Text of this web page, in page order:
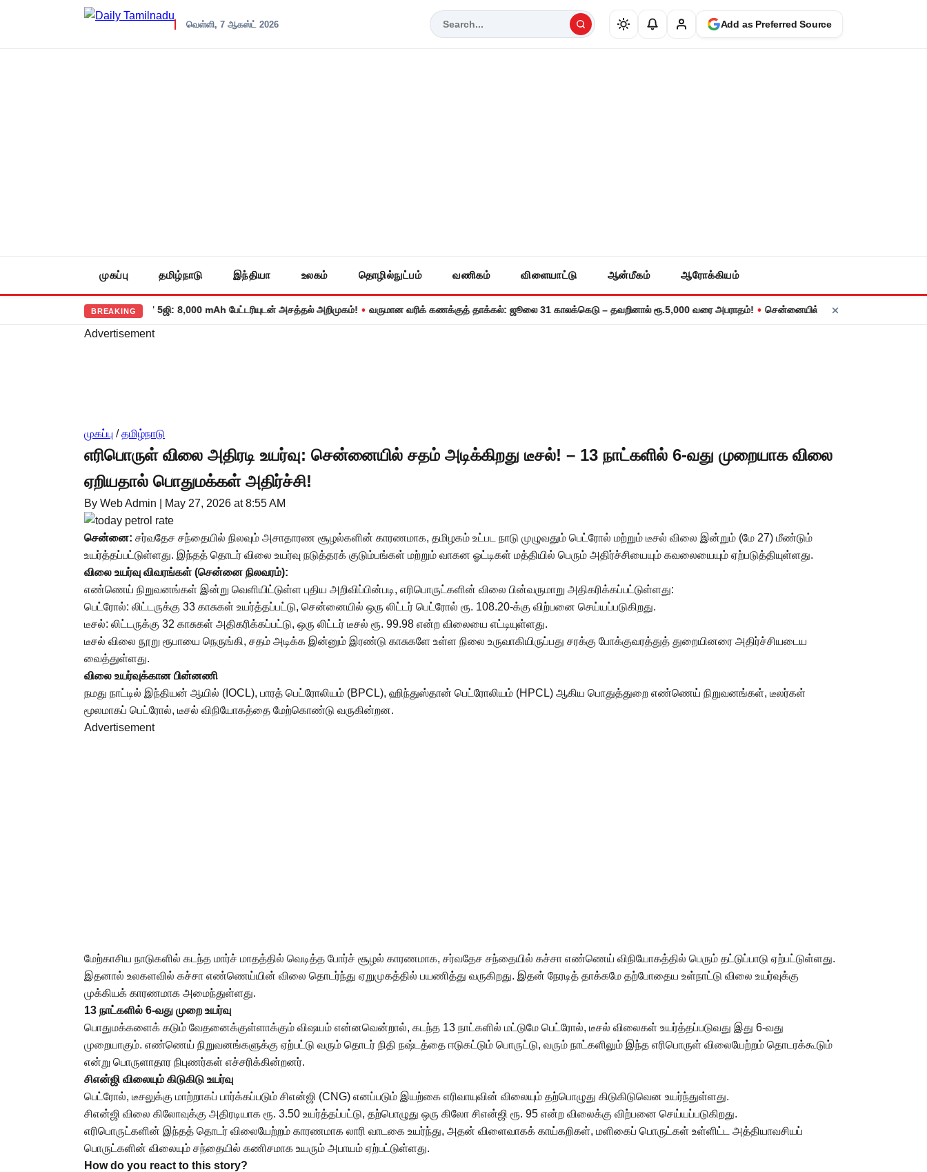
வெள்ளி, 7 ஆகஸ்ட் 2026 Add as Preferred Source
முகப்பு தமிழ்நாடு இந்தியா உலகம் தொழில்நுட்பம் வணிகம் விளையாட்டு ஆன்மீகம் ஆரோக்கியம்
BREAKING
களமிறங்கிய ரெட்மி நோட் 17 5ஜி: 8,000 mAh பேட்டரியுடன் அசத்தல் அறிமுகம்! • வருமான வரிக் கணக்குத் தாக்கல்: ஜூலை 31 காலக்கெடு – தவறினால் ரூ.5,000 வரை அபராதம்! • சென்னையில் நாளை மின் தடை! உங்கள் பகுதியில்
Advertisement
முகப்பு / தமிழ்நாடு
எரிபொருள் விலை அதிரடி உயர்வு: சென்னையில் சதம் அடிக்கிறது டீசல்! – 13 நாட்களில் 6-வது முறையாக விலை
ஏறியதால் பொதுமக்கள் அதிர்ச்சி!
By Web Admin May 27, 2026 at 8:55 AM
சென்னை: சர்வதேச சந்தையில் நிலவும் அசாதாரண சூழல்களின் காரணமாக, தமிழகம் உட்பட நாடு முழுவதும் பெட்ரோல் மற்றும் டீசல் விலை இன்றும் (மே 27) மீண்டும்
உயர்த்தப்பட்டுள்ளது. இந்தத் தொடர் விலை உயர்வு நடுத்தரக் குடும்பங்கள் மற்றும் வாகன ஓட்டிகள் மத்தியில் பெரும் அதிர்ச்சியையும் கவலையையும் ஏற்படுத்தியுள்ளது.
விலை உயர்வு விவரங்கள் (சென்னை நிலவரம்):
எண்ணெய் நிறுவனங்கள் இன்று வெளியிட்டுள்ள புதிய அறிவிப்பின்படி, எரிபொருட்களின் விலை பின்வருமாறு அதிகரிக்கப்பட்டுள்ளது:
பெட்ரோல்: லிட்டருக்கு 33 காசுகள் உயர்த்தப்பட்டு, சென்னையில் ஒரு லிட்டர் பெட்ரோல் ரூ. 108.20-க்கு விற்பனை செய்யப்படுகிறது.
டீசல்: லிட்டருக்கு 32 காசுகள் அதிகரிக்கப்பட்டு, ஒரு லிட்டர் டீசல் ரூ. 99.98 என்ற விலையை எட்டியுள்ளது.
டீசல் விலை நூறு ரூபாயை நெருங்கி, சதம் அடிக்க இன்னும் இரண்டு காசுகளே உள்ள நிலை உருவாகியிருப்பது சரக்கு போக்குவரத்துத் துறையினரை அதிர்ச்சியடைய
வைத்துள்ளது.
விலை உயர்வுக்கான பின்னணி
நமது நாட்டில் இந்தியன் ஆயில் (IOCL), பாரத் பெட்ரோலியம் (BPCL), ஹிந்துஸ்தான் பெட்ரோலியம் (HPCL) ஆகிய பொதுத்துறை எண்ணெய் நிறுவனங்கள், டீலர்கள்
மூலமாகப் பெட்ரோல், டீசல் விநியோகத்தை மேற்கொண்டு வருகின்றன.
Advertisement
மேற்காசிய நாடுகளில் கடந்த மார்ச் மாதத்தில் வெடித்த போர்ச் சூழல் காரணமாக, சர்வதேச சந்தையில் கச்சா எண்ணெய் விநியோகத்தில் பெரும் தட்டுப்பாடு ஏற்பட்டுள்ளது.
இதனால் உலகளவில் கச்சா எண்ணெய்யின் விலை தொடர்ந்து ஏறுமுகத்தில் பயணித்து வருகிறது. இதன் நேரடித் தாக்கமே தற்போதைய உள்நாட்டு விலை உயர்வுக்கு
முக்கியக் காரணமாக அமைந்துள்ளது.
13 நாட்களில் 6-வது முறை உயர்வு
பொதுமக்களைக் கடும் வேதனைக்குள்ளாக்கும் விஷயம் என்னவென்றால், கடந்த 13 நாட்களில் மட்டுமே பெட்ரோல், டீசல் விலைகள் உயர்த்தப்படுவது இது 6-வது
முறையாகும். எண்ணெய் நிறுவனங்களுக்கு ஏற்பட்டு வரும் தொடர் நிதி நஷ்டத்தை ஈடுகட்டும் பொருட்டு, வரும் நாட்களிலும் இந்த எரிபொருள் விலையேற்றம் தொடரக்கூடும்
என்று பொருளாதார நிபுணர்கள் எச்சரிக்கின்றனர்.
சிஎன்ஜி விலையும் கிடுகிடு உயர்வு
பெட்ரோல், டீசலுக்கு மாற்றாகப் பார்க்கப்படும் சிஎன்ஜி (CNG) எனப்படும் இயற்கை எரிவாயுவின் விலையும் தற்பொழுது கிடுகிடுவென உயர்ந்துள்ளது.
சிஎன்ஜி விலை கிலோவுக்கு அதிரடியாக ரூ. 3.50 உயர்த்தப்பட்டு, தற்பொழுது ஒரு கிலோ சிஎன்ஜி ரூ. 95 என்ற விலைக்கு விற்பனை செய்யப்படுகிறது.
எரிபொருட்களின் இந்தத் தொடர் விலையேற்றம் காரணமாக லாரி வாடகை உயர்ந்து, அதன் விளைவாகக் காய்கறிகள், மளிகைப் பொருட்கள் உள்ளிட்ட அத்தியாவசியப்
பொருட்களின் விலையும் சந்தையில் கணிசமாக உயரும் அபாயம் ஏற்பட்டுள்ளது.
How do you react to this story?